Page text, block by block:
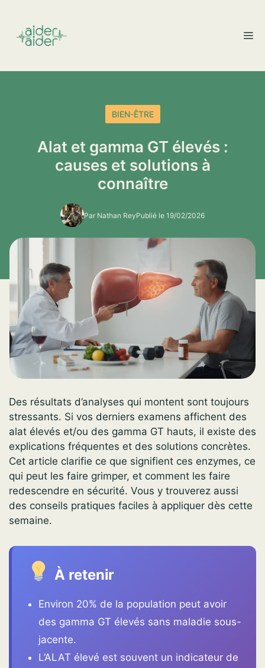
contenu
BIEN-ÊTRE
Alat et gamma GT élevés :
causes et solutions à
connaître
Par Nathan ReyPublié le 19/02/2026
Des résultats d’analyses qui montent sont toujours
stressants. Si vos derniers examens affichent des
alat élevés et/ou des gamma GT hauts, il existe des
explications fréquentes et des solutions concrètes.
Cet article clarifie ce que signifient ces enzymes, ce
qui peut les faire grimper, et comment les faire
redescendre en sécurité. Vous y trouverez aussi
des conseils pratiques faciles à appliquer dès cette
semaine.
À retenir
Environ 20% de la population peut avoir
des gamma GT élevés sans maladie sous-
jacente.
L’ALAT élevé est souvent un indicateur de